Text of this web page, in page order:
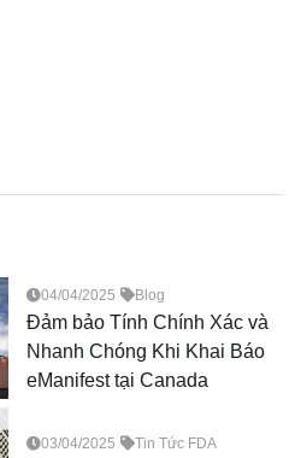
04/04/2025 Blog
Đảm bảo Tính Chính Xác và
Nhanh Chóng Khi Khai Báo
eManifest tại Canada
03/04/2025 Tin Tức FDA